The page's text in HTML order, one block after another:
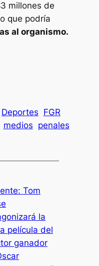
millones de
que podría
al organismo.
Deportes FGR
medios penales
Tom
la
película del
ganador